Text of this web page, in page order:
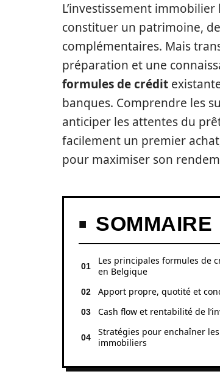
L’investissement
constituer un patrimoine,
complémentaires. Mais
préparation et une
formules de crédit
banques. Comprendre les
anticiper les attentes du
facilement un premier
pour maximiser son
SOMMAIRE
Les principales formules de
en Belgique
Apport propre, quotité et
Cash flow et rentabilité de
Stratégies pour enchaîner
immobiliers